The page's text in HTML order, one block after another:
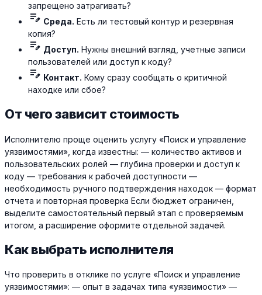
запрещено затрагивать?
edit_note Среда. Есть ли тестовый контур и резервная
копия?
edit_note Доступ. Нужны внешний взгляд, учетные записи
пользователей или доступ к коду?
edit_note Контакт. Кому сразу сообщать о критичной
находке или сбое?
От чего зависит стоимость
Исполнителю проще оценить услугу «Поиск и управление
уязвимостями», когда известны: — количество активов и
пользовательских ролей — глубина проверки и доступ к
коду — требования к рабочей доступности —
необходимость ручного подтверждения находок — формат
отчета и повторная проверка Если бюджет ограничен,
выделите самостоятельный первый этап с проверяемым
итогом, а расширение оформите отдельной задачей.
Как выбрать исполнителя
Что проверить в отклике по услуге «Поиск и управление
уязвимостями»: — опыт в задачах типа «уязвимости» —